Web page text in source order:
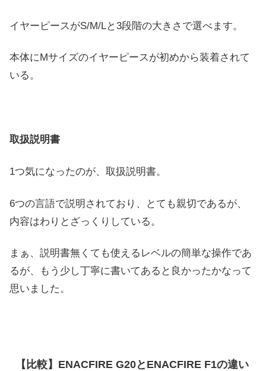
イヤーピースがS/M/Lと3段階の大きさで選べます。
本体にMサイズのイヤーピースが初めから装着されて
いる。
取扱説明書
1つ気になったのが、取扱説明書。
6つの言語で説明されており、とても親切であるが、
内容はわりとざっくりしている。
まぁ、説明書無くても使えるレベルの簡単な操作であ
るが、もう少し丁寧に書いてあると良かったかなって
思いました。
【比較】ENACFIRE G20とENACFIRE F1の違い